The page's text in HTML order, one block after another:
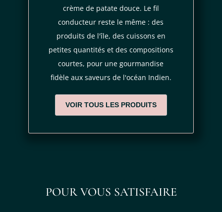
crème de patate douce. Le fil
conducteur reste le même : des
produits de l'île, des cuissons en
petites quantités et des compositions
courtes, pour une gourmandise
fidèle aux saveurs de l'océan Indien.
VOIR TOUS LES PRODUITS
POUR VOUS SATISFAIRE